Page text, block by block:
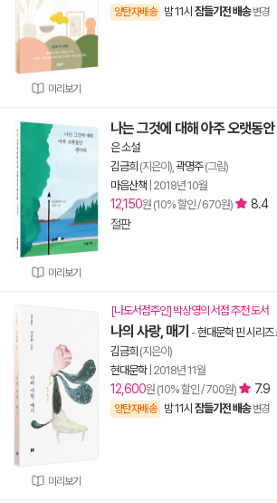
미리보기
양탄자배송 밤 11시 잠들기전 배송 변경
미리보기
나는 그것에 대해 아주 오랫동
은 소설
김금희 (지은이), 곽명주(그림)
마음산책 2018년 10월
12,150원 (10% 할인 / 670원)
8.4
절판
미리보기
[나도서점주인] 박상영의 서점 추천 도서
나의 사랑, 매기 -현대문학 핀 시리즈
김금희 (지은이)
현대문학| 2018년 11월
12,600원 (10% 할인 / 700원) 7.9
양탄자배송 밤 11시 잠들기전 배송 변경